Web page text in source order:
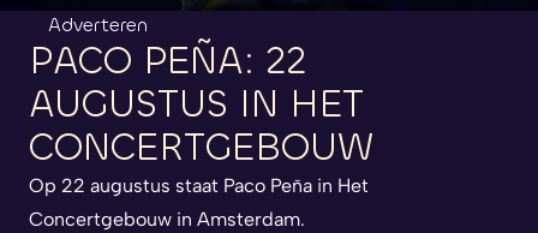
Adverteren
PACO PEÑA: 22
AUGUSTUS IN HET
CONCERTGEBOUW
Op 22 augustus staat Paco Peña in Het
Concertgebouw in Amsterdam.